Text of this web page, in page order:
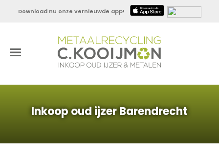
Download nu onze vernieuwde app!
Inkoop oud ijzer Barendrecht